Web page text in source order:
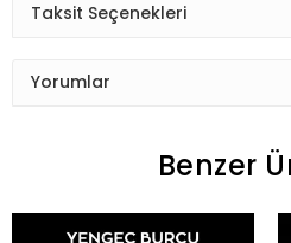
Taksit Seçenekleri
Yorumlar
Benzer